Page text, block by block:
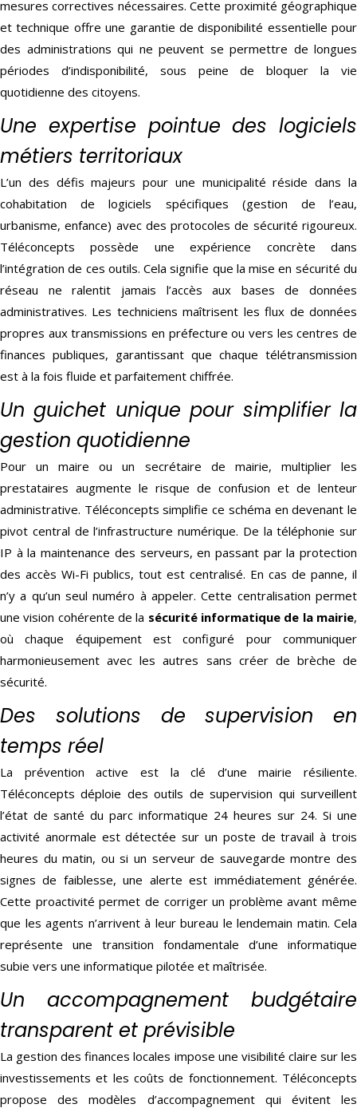
mesures correctives nécessaires. Cette proximité géographique
et technique offre une garantie de disponibilité essentielle pour
des administrations qui ne peuvent se permettre de longues
périodes d’indisponibilité, sous peine de bloquer la vie
quotidienne des citoyens.
Une expertise pointue des logiciels
métiers territoriaux
L’un des défis majeurs pour une municipalité réside dans la
cohabitation de logiciels spécifiques (gestion de l’eau,
urbanisme, enfance) avec des protocoles de sécurité rigoureux.
Téléconcepts possède une expérience concrète dans
l’intégration de ces outils. Cela signifie que la mise en sécurité du
réseau ne ralentit jamais l’accès aux bases de données
administratives. Les techniciens maîtrisent les flux de données
propres aux transmissions en préfecture ou vers les centres de
finances publiques, garantissant que chaque télétransmission
est à la fois fluide et parfaitement chiffrée.
Un guichet unique pour simplifier la
gestion quotidienne
Pour un maire ou un secrétaire de mairie, multiplier les
prestataires augmente le risque de confusion et de lenteur
administrative. Téléconcepts simplifie ce schéma en devenant le
pivot central de l’infrastructure numérique. De la téléphonie sur
IP à la maintenance des serveurs, en passant par la protection
des accès Wi-Fi publics, tout est centralisé. En cas de panne, il
n’y a qu’un seul numéro à appeler. Cette centralisation permet
une vision cohérente de la sécurité informatique de la mairie,
où chaque équipement est configuré pour communiquer
harmonieusement avec les autres sans créer de brèche de
sécurité.
Des solutions de supervision en
temps réel
La prévention active est la clé d’une mairie résiliente.
Téléconcepts déploie des outils de supervision qui surveillent
l’état de santé du parc informatique 24 heures sur 24. Si une
activité anormale est détectée sur un poste de travail à trois
heures du matin, ou si un serveur de sauvegarde montre des
signes de faiblesse, une alerte est immédiatement générée.
Cette proactivité permet de corriger un problème avant même
que les agents n’arrivent à leur bureau le lendemain matin. Cela
représente une transition fondamentale d’une informatique
subie vers une informatique pilotée et maîtrisée.
Un accompagnement budgétaire
transparent et prévisible
La gestion des finances locales impose une visibilité claire sur les
investissements et les coûts de fonctionnement. Téléconcepts
propose des modèles d’accompagnement qui évitent les